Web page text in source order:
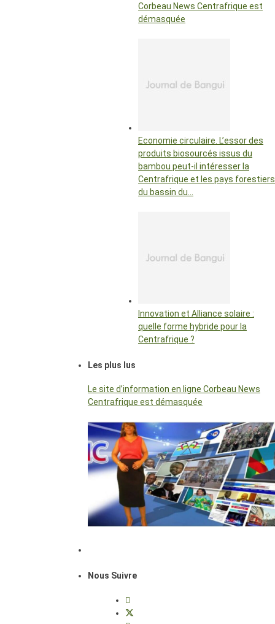
Corbeau News Centrafrique est
démasquée
Economie circulaire. L’essor des
produits biosourcés issus du
bambou peut-il intéresser la
Centrafrique et les pays forestiers
du bassin du…
Innovation et Alliance solaire :
quelle forme hybride pour la
Centrafrique ?
Les plus lus
Le site d’information en ligne Corbeau News
Centrafrique est démasquée
Nous Suivre